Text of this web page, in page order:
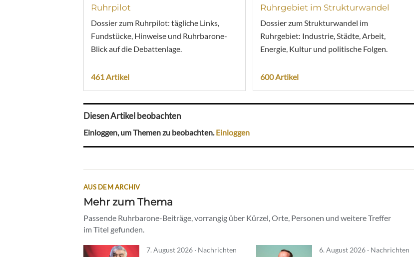
Ruhrpilot
Dossier zum Ruhrpilot: tägliche Links,
Fundstücke, Hinweise und Ruhrbarone-
Blick auf die Debattenlage.
461 Artikel
Ruhrgebiet im Strukturwandel
Dossier zum Strukturwandel im
Ruhrgebiet: Industrie, Städte, Arbeit,
Energie, Kultur und politische Folgen.
600 Artikel
Diesen Artikel beobachten
Einloggen, um Themen zu beobachten.Einloggen
AUS DEM ARCHIV
Mehr zum Thema
Passende Ruhrbarone-Beiträge, vorrangig über Kürzel, Orte, Personen und weitere Treffer
im Titel gefunden.
7. August 2026 · Nachrichten 6. August 2026 · Nachrichten